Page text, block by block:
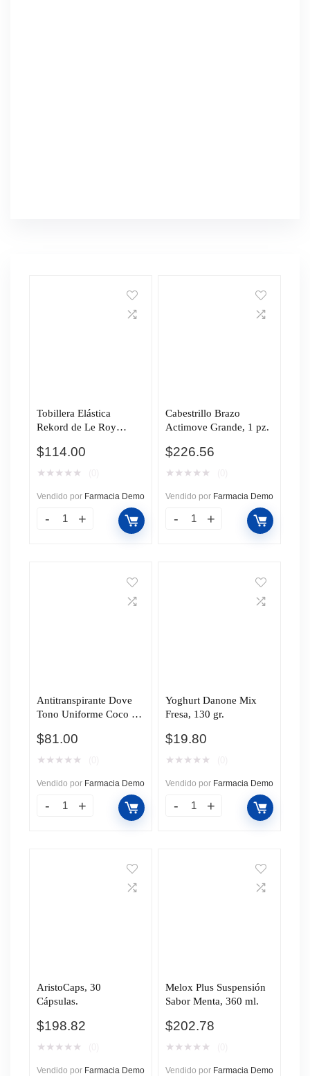
Tobillera Elástica
Rekord de Le Roy
$114.00
★ ★ ★ ★ ★
Vendido por Farmacia Demo
Cabestrillo Brazo
Actimove Grande, 1 pz.
$226.56
★ ★ ★ ★ ★
Vendido por Farmacia Demo
Antitranspirante Dove
Tono Uniforme Coco en
$81.00
★ ★ ★ ★ ★
Vendido por Farmacia Demo
Yoghurt Danone Mix
Fresa, 130 gr.
$19.80
★ ★ ★ ★ ★
Vendido por Farmacia Demo
AristoCaps, 30
Cápsulas.
$198.82
★ ★ ★ ★ ★
Vendido por Farmacia Demo
Melox Plus Suspensión
Sabor Menta, 360 ml.
$202.78
★ ★ ★ ★ ★
Vendido por Farmacia Demo